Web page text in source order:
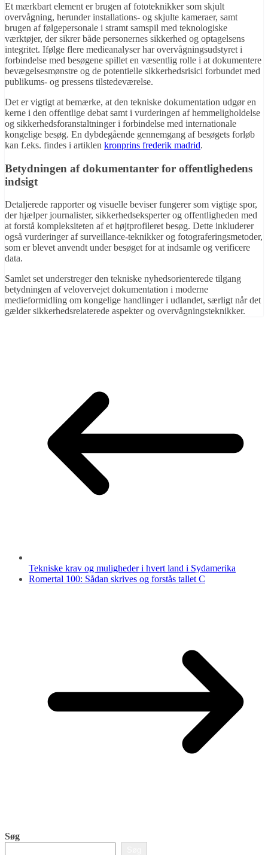
Et mærkbart element er brugen af fototeknikker som skjult
overvågning, herunder installations- og skjulte kameraer, samt
brugen af følgepersonale i stramt samspil med teknologiske
værktøjer, der sikrer både personernes sikkerhed og optagelsens
integritet. Ifølge flere medieanalyser har overvågningsudstyret i
forbindelse med besøgene spillet en væsentlig rolle i at dokumentere
bevægelsesmønstre og de potentielle sikkerhedsrisici forbundet med
publikums- og pressens tilstedeværelse.
Det er vigtigt at bemærke, at den tekniske dokumentation udgør en
kerne i den offentlige debat samt i vurderingen af hemmeligholdelse
og sikkerhedsforanstaltninger i forbindelse med internationale
kongelige besøg. En dybdegående gennemgang af besøgets forløb
kan f.eks. findes i artiklen kronprins frederik madrid.
Betydningen af dokumentanter for offentlighedens
indsigt
Detaljerede rapporter og visuelle beviser fungerer som vigtige spor,
der hjælper journalister, sikkerhedseksperter og offentligheden med
at forstå kompleksiteten af et højtprofileret besøg. Dette inkluderer
også vurderinger af surveillance-teknikker og fotograferingsmetoder,
som er blevet anvendt under besøget for at indsamle og verificere
data.
Samlet set understreger den tekniske nyhedsorienterede tilgang
betydningen af velovervejet dokumentation i moderne
medieformidling om kongelige handlinger i udlandet, særligt når det
gælder sikkerhedsrelaterede aspekter og overvågningsteknikker.
Tekniske krav og muligheder i hvert land i Sydamerika
Romertal 100: Sådan skrives og forstås tallet C
Søg